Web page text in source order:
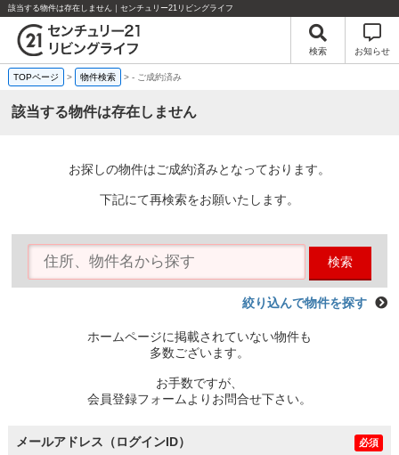
該当する物件は存在しません｜センチュリー21リビングライフ
検索 お知らせ
TOPページ > 物件検索 >- ご成約済み
該当する物件は存在しません
お探しの物件はご成約済みとなっております。
下記にて再検索をお願いたします。
検索
絞り込んで物件を探す
ホームページに掲載されていない物件も
多数ございます。
お手数ですが、
会員登録フォームよりお問合せ下さい。
メールアドレス（ログインID） 必須